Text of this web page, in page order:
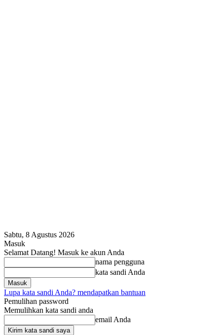
Sabtu, 8 Agustus 2026
Masuk
Selamat Datang! Masuk ke akun Anda
nama pengguna
kata sandi Anda
Lupa kata sandi Anda? mendapatkan bantuan
Pemulihan password
Memulihkan kata sandi anda
email Anda